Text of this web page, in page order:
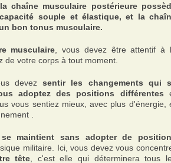
la chaîne musculaire postérieure
souple et élastique, et la
bon tonus musculaire.
musculaire , vous devez être attentif à
de votre corps à tout moment.
devezsentir les changements qui
adoptez des positions différentes
vous sentiez mieux, avec plus d'énergie,
.
maintient sans adopter de
militaire. Ici, vous devez vous
tête , c'est elle qui déterminera tous